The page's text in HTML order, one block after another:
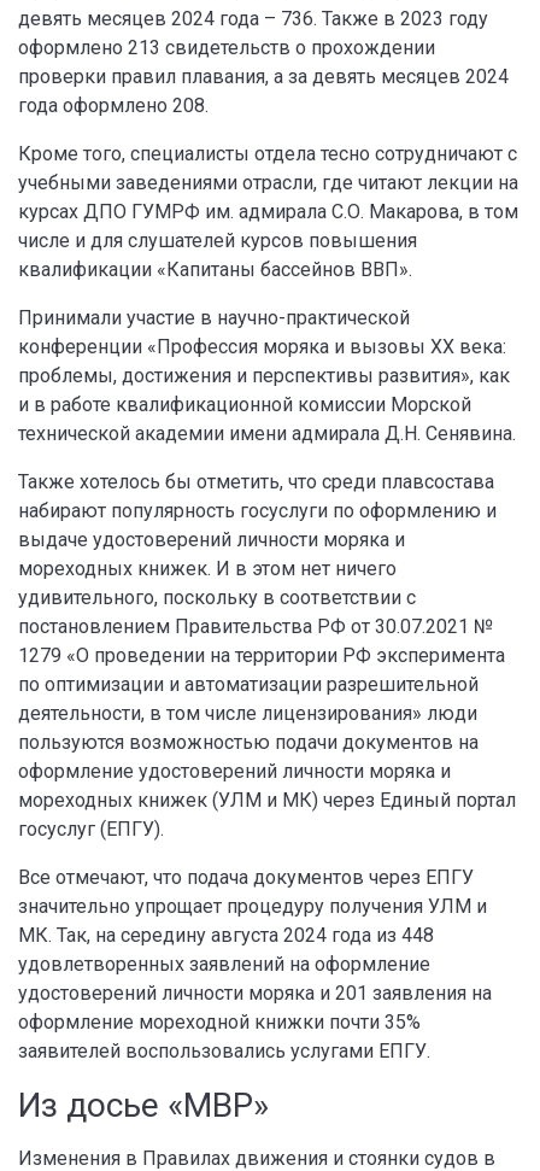
девять месяцев 2024 года – 736. Также в 2023 году
оформлено 213 свидетельств о прохождении
проверки правил плавания, а за девять месяцев 2024
года оформлено 208.
Кроме того, специалисты отдела тесно сотрудничают с
учебными заведениями отрасли, где читают лекции на
курсах ДПО ГУМРФ им. адмирала С.О. Макарова, в том
числе и для слушателей курсов повышения
квалификации «Капитаны бассейнов ВВП».
Принимали участие в научно-практической
конференции «Профессия моряка и вызовы ХХ века:
проблемы, достижения и перспективы развития», как
и в работе квалификационной комиссии Морской
технической академии имени адмирала Д.Н. Сенявина.
Также хотелось бы отметить, что среди плавсостава
набирают популярность госуслуги по оформлению и
выдаче удостоверений личности моряка и
мореходных книжек. И в этом нет ничего
удивительного, поскольку в соответствии с
постановлением Правительства РФ от 30.07.2021 №
1279 «О проведении на территории РФ эксперимента
по оптимизации и автоматизации разрешительной
деятельности, в том числе лицензирования» люди
пользуются возможностью подачи документов на
оформление удостоверений личности моряка и
мореходных книжек (УЛМ и МК) через Единый портал
госуслуг (ЕПГУ).
Все отмечают, что подача документов через ЕПГУ
значительно упрощает процедуру получения УЛМ и
МК. Так, на середину августа 2024 года из 448
удовлетворенных заявлений на оформление
удостоверений личности моряка и 201 заявления на
оформление мореходной книжки почти 35%
заявителей воспользовались услугами ЕПГУ.
Из досье «МВР»
Изменения в Правилах движения и стоянки судов в